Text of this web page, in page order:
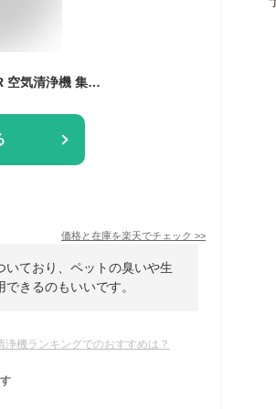
脱臭機 ゼネラル ペット PLAZION HDS-302R 空気清浄機 集じん機能付脱臭機 ホワイト 20畳 トイレ ペット臭 生活臭 タバコ臭 花粉対策 犬 猫 プラズィオン フィルター交換不要 GENERAL
価格と在庫を楽天でチェック >>
ており、ペットの臭いや生
きるのもいいです。
機ランキングでのおすすめは？